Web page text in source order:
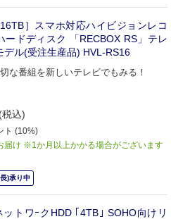
］スマホ対応ハイビジョンレコ
ードディスク 「RECBOX RS」テレ
デル(受注生産品) HVL-RS16
な番組を新しいテレビでもみる！
税込)
ト (10%)
届け ※1か月以上かかる場合がございます
)承り中
ットワｰクHDD ｢4TB｣ SOHO向けリ